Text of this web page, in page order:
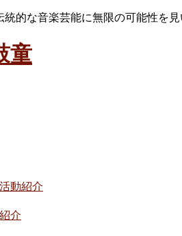
的な音楽芸能に無限の可能性を
動紹介
介